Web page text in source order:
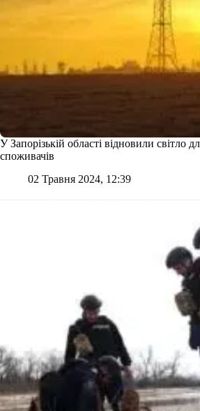
У Запорізькій області відновили світло
споживачів
02 Травня 2024, 12:39